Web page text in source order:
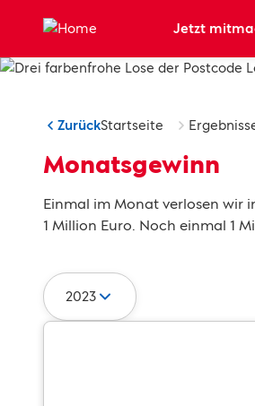
Zum Hauptinhalt springen
Jetzt
ZurückStartseite
Monatsgewinn
Einmal im Monat verlosen wir
1 Million Euro. Noch einmal 1
2023